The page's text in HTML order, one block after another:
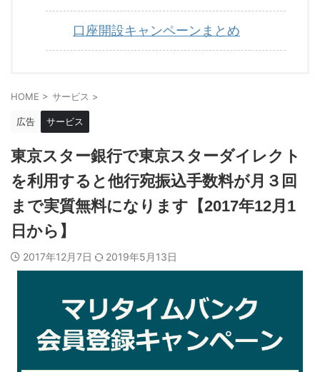
口座開設キャンペーンまとめ
HOME > サービス >
広告 サービス
東京スター銀行で東京スターダイレクト
を利用すると他行宛振込手数料が月３回
まで実質無料になります【2017年12月1
日から】
2017年12月7日 2019年5月13日